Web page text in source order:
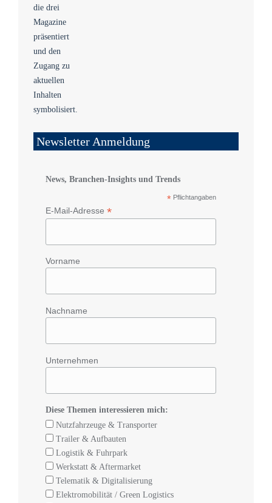
Newsletter Anmeldung
News, Branchen-Insights und Trends
* Pflichtangaben
E-Mail-Adresse *
Vorname
Nachname
Unternehmen
Diese Themen interessieren mich:
Nutzfahrzeuge & Transporter
Trailer & Aufbauten
Logistik & Fuhrpark
Werkstatt & Aftermarket
Telematik & Digitalisierung
Elektromobilität / Green Logistics